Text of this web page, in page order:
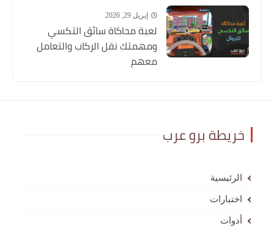
إبريل 29, 2026
لعبة محاكاة سائق التكسي
ومهمتك نقل الركاب والتعامل
معهم
خريطة برو عرب
الرئيسية
اختبارات
أدوات